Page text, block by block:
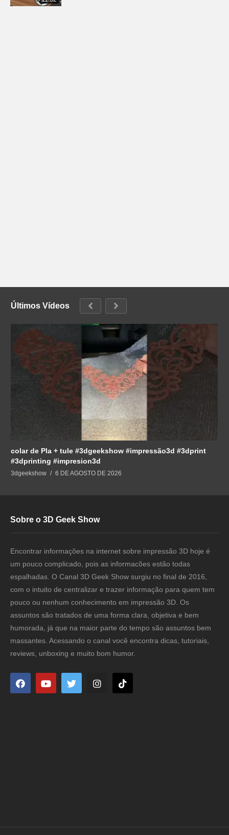
Últimos Vídeos
colar de Pla + tule #3dgeekshow #impressão3d #3dprint
#3dprinting #impresion3d
3dgeekshow 6 DE AGOSTO DE 2026
Sobre o 3D Geek Show
Encontrar informações na internet sobre impressão 3D hoje é
um pouco complicado, pois as informacões estão todas
espalhadas. O Canal 3D Geek Show surgiu no final de 2016,
com o intuito de centralizar e trazer informação para quem tem
pouco ou nenhum conhecimento em impressão 3D. Os
assuntos são tratados de uma forma clara, objetiva e bem
humorada, já que na maior parte do tempo são assuntos bem
massantes. Acessando o canal você encontra dicas, tutoriais,
reviews, unboxing e muito bom humor.